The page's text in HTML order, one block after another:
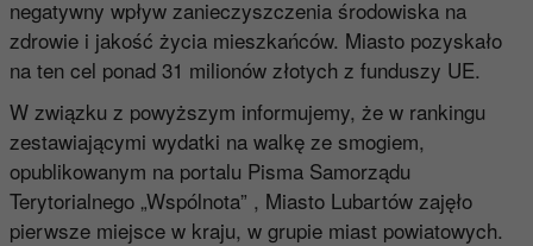
negatywny wpływ zanieczyszczenia środowiska na
zdrowie i jakość życia mieszkańców. Miasto pozyskało
na ten cel ponad 31 milionów złotych z funduszy UE.
W związku z powyższym informujemy, że w rankingu
zestawiającymi wydatki na walkę ze smogiem,
opublikowanym na portalu Pisma Samorządu
Terytorialnego „Wspólnota” , Miasto Lubartów zajęło
pierwsze miejsce w kraju, w grupie miast powiatowych.